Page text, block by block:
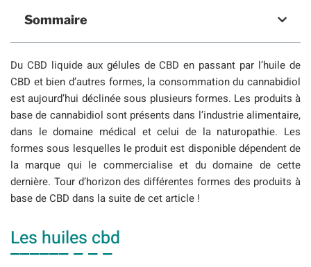
Sommaire
Du CBD liquide aux gélules de CBD en passant par l’huile de
CBD et bien d’autres formes, la consommation du cannabidiol
est aujourd’hui déclinée sous plusieurs formes. Les produits à
base de cannabidiol sont présents dans l’industrie alimentaire,
dans le domaine médical et celui de la naturopathie. Les
formes sous lesquelles le produit est disponible dépendent de
la marque qui le commercialise et du domaine de cette
dernière. Tour d’horizon des différentes formes des produits à
base de CBD dans la suite de cet article !
Les huiles cbd